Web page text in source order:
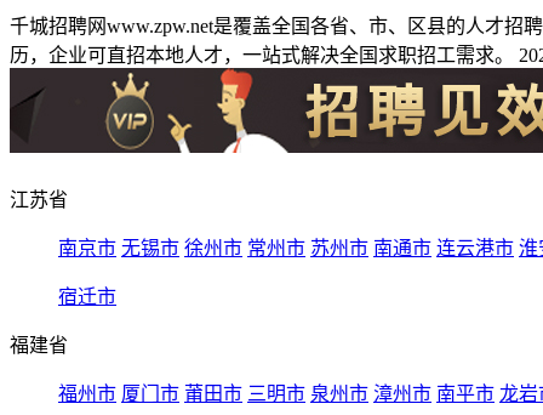
千城招聘网www.zpw.net是覆盖全国各省、市、区县的人才
历，企业可直招本地人才，一站式解决全国求职招工需求。
江苏省
南京市 无锡市 徐州市 常州市 苏州市 南通市 连云港市 淮
宿迁市
福建省
福州市 厦门市 莆田市 三明市 泉州市 漳州市 南平市 龙岩